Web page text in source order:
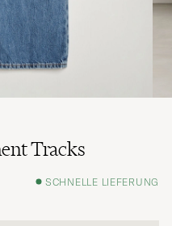
Tracks
SCHNELLE LIEFERUNG